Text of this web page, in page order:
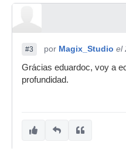
#3 por Magix_Studio el
Grácias eduardoc, voy a
profundidad.